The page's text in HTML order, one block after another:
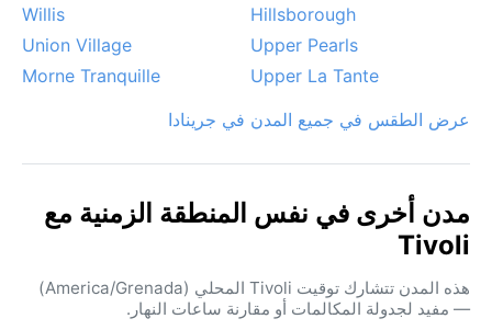
Hillsborough
Willis
Upper Pearls
Union Village
Upper La Tante
Morne Tranquille
عرض الطقس في جميع المدن في جرينادا
مدن أخرى في نفس المنطقة الزمنية مع
Tivoli
هذه المدن تتشارك توقيت Tivoli المحلي (America/Grenada)
— مفيد لجدولة المكالمات أو مقارنة ساعات النهار.